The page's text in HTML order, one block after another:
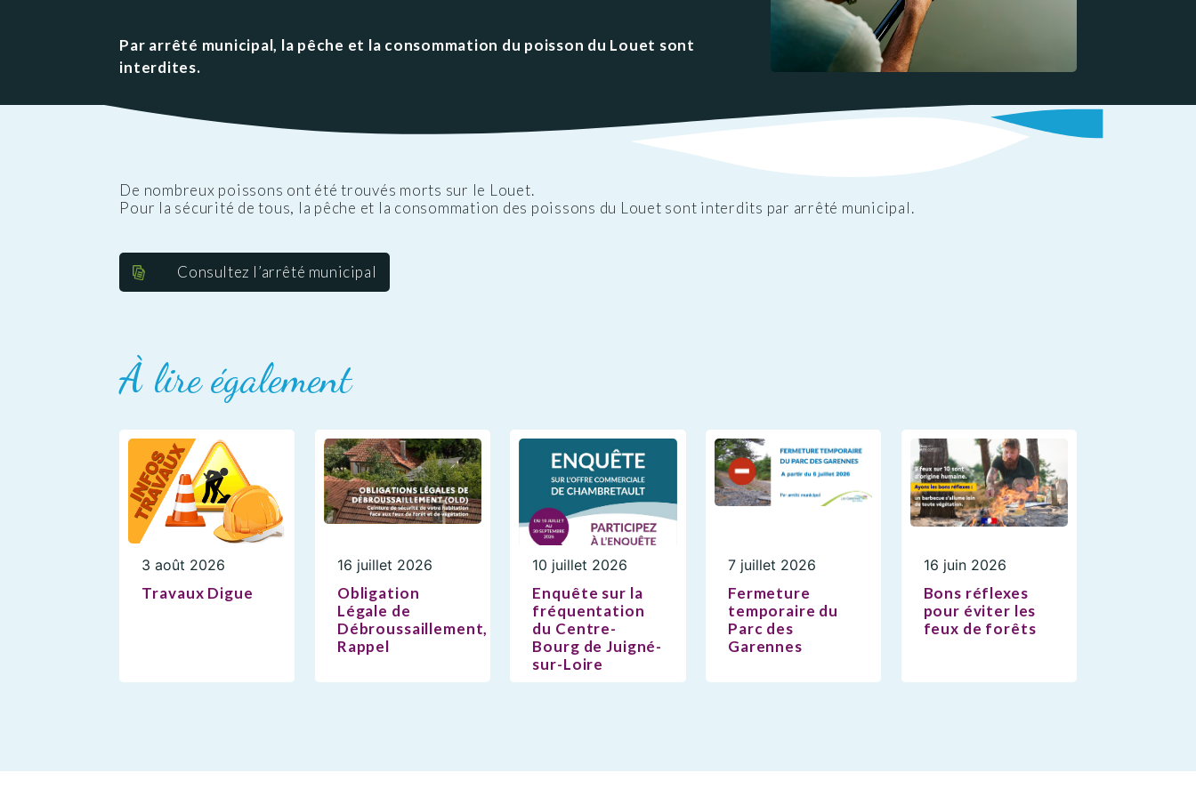
Conseil des Sages
Publications officielles
Résidence la Perrière
autonomie)
des nuisances
Cimetières
Agenda
Le vignoble
Présentation des ENS
Par arrêté municipal, la pêche et la consommation du poisson du Louet sont
interdites.
De nombreux poissons ont été trouvés morts sur le Louet.
Pour la sécurité de tous, la pêche et la consommation des poissons du Louet sont interdits par arrêté municipal.
Consultez l’arrêté municipal
À lire également
3 août 2026
Travaux Digue
16 juillet 2026
Obligation
Légale de
Débroussaillement,
Rappel
10 juillet 2026
Enquête sur la
fréquentation
du Centre-
Bourg de Juigné-
sur-Loire
7 juillet 2026
Fermeture
temporaire du
Parc des
Garennes
16 juin 2026
Bons réflexes
pour éviter les
feux de forêts